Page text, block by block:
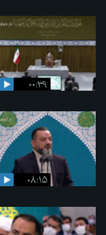
۰۰:۳۹
۰۸:۱۵